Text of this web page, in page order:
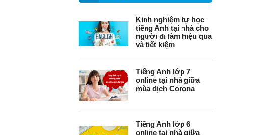
Kinh nghiệm tự học
tiếng Anh tại nhà cho
người đi làm hiệu quả
và tiết kiệm
Tiếng Anh lớp 7
online tại nhà giữa
mùa dịch Corona
Tiếng Anh lớp 6
online tại nhà giữa